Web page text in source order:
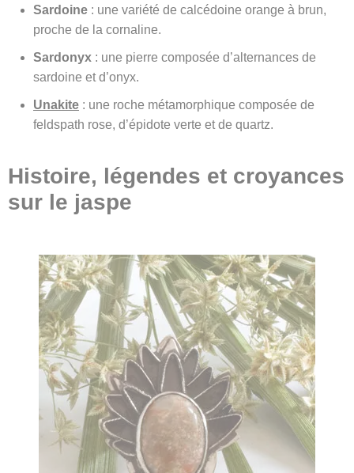
Sardoine : une variété de calcédoine orange à brun,
proche de la cornaline.
Sardonyx : une pierre composée d’alternances de
sardoine et d’onyx.
Unakite : une roche métamorphique composée de
feldspath rose, d’épidote verte et de quartz.
Histoire, légendes et croyances
sur le jaspe